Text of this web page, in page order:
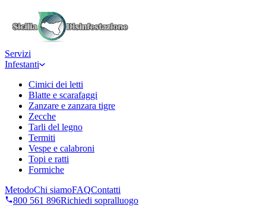
Servizi
Infestanti
Cimici dei letti
Blatte e scarafaggi
Zanzare e zanzara tigre
Zecche
Tarli del legno
Termiti
Vespe e calabroni
Topi e ratti
Formiche
MetodoChi siamoFAQContatti
800 561 896Richiedi sopralluogo